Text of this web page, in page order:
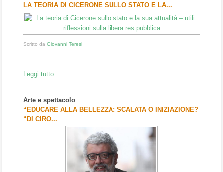
LA TEORIA DI CICERONE SULLO STATO E LA...
Scritto da Giovanni Teresi
...
Leggi tutto
Arte e spettacolo
“EDUCARE ALLA BELLEZZA: SCALATA O INIZIAZIONE?
“DI CIRO...